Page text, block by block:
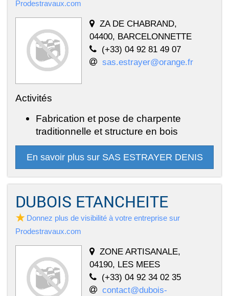
Prodestravaux.com
ZA DE CHABRAND,
04400, BARCELONNETTE
(+33) 04 92 81 49 07
sas.estrayer@orange.fr
Activités
Fabrication et pose de charpente
traditionnelle et structure en bois
En savoir plus sur SAS ESTRAYER DENIS
DUBOIS ETANCHEITE
Donnez plus de visibilité à votre entreprise sur
Prodestravaux.com
ZONE ARTISANALE,
04190, LES MEES
(+33) 04 92 34 02 35
contact@dubois-